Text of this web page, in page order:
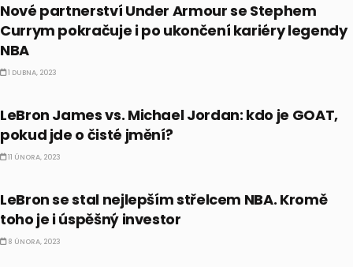
Nové partnerství Under Armour se Stephem
Currym pokračuje i po ukončení kariéry legendy
NBA
1 DUBNA, 2023
LeBron James vs. Michael Jordan: kdo je GOAT,
pokud jde o čisté jmění?
11 ÚNORA, 2023
LeBron se stal nejlepším střelcem NBA. Kromě
toho je i úspěšný investor
8 ÚNORA, 2023